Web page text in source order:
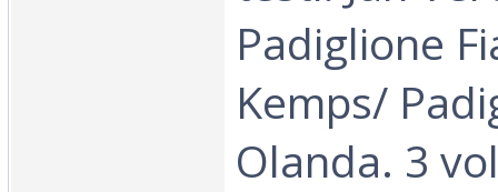
Padiglione
Kemps/
Olanda. 3